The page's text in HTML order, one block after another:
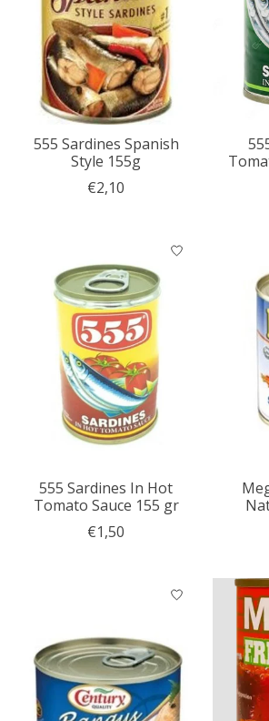
555 Sardines Spanish
Style 155g
€2,10
555 Sardines In Hot
Tomato Sauce 155 gr
€1,50